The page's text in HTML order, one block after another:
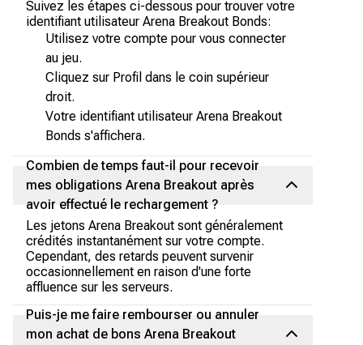
Suivez les étapes ci-dessous pour trouver votre
identifiant utilisateur Arena Breakout Bonds:
Utilisez votre compte pour vous connecter
au jeu.
Cliquez sur Profil dans le coin supérieur
droit.
Votre identifiant utilisateur Arena Breakout
Bonds s'affichera.
Combien de temps faut-il pour recevoir
mes obligations Arena Breakout après
avoir effectué le rechargement ?
Les jetons Arena Breakout sont généralement
crédités instantanément sur votre compte.
Cependant, des retards peuvent survenir
occasionnellement en raison d'une forte
affluence sur les serveurs.
Puis-je me faire rembourser ou annuler
mon achat de bons Arena Breakout